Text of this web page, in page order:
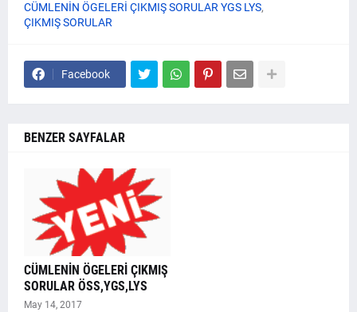
CÜMLENİN ÖGELERİ ÇIKMIŞ SORULAR YGS LYS
ÇIKMIŞ SORULAR
Facebook
BENZER SAYFALAR
CÜMLENİN ÖGELERİ ÇIKMIŞ
SORULAR ÖSS,YGS,LYS
May 14, 2017